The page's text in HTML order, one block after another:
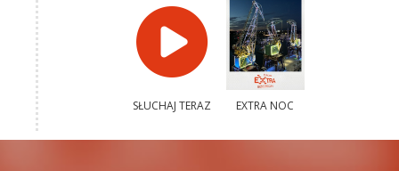
SŁUCHAJ TERAZ EXTRA NOC